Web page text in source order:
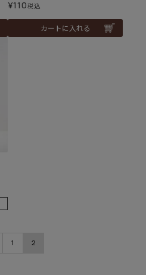
¥110税込
カートに入れる
1 2